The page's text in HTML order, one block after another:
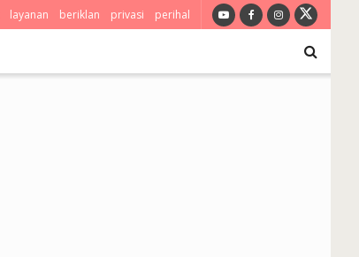
layanan beriklan privasi perihal